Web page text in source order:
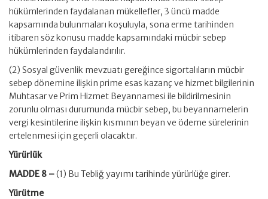
hükümlerinden faydalanan mükellefler, 3 üncü madde
kapsamında bulunmaları koşuluyla, sona erme tarihinden
itibaren söz konusu madde kapsamındaki mücbir sebep
hükümlerinden faydalandırılır.
(2) Sosyal güvenlik mevzuatı gereğince sigortalıların mücbir
sebep dönemine ilişkin prime esas kazanç ve hizmet bilgilerinin
Muhtasar ve Prim Hizmet Beyannamesi ile bildirilmesinin
zorunlu olması durumunda mücbir sebep, bu beyannamelerin
vergi kesintilerine ilişkin kısmının beyan ve ödeme sürelerinin
ertelenmesi için geçerli olacaktır.
Yürürlük
MADDE 8 –(1) Bu Tebliğ yayımı tarihinde yürürlüğe girer.
Yürütme